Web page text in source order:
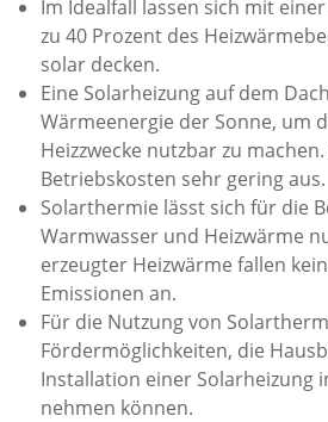
Im Idealfall lassen sich mit
zu 40 Prozent des
solar decken.
Eine Solarheizung auf dem
Wärmeenergie der Sonne, um
Heizzwecke nutzbar zu
Betriebskosten sehr gering aus.
Solarthermie lässt sich für die
Warmwasser und Heizwärme
erzeugter Heizwärme fallen
Emissionen an.
Für die Nutzung von
Fördermöglichkeiten, die
Installation einer Solarheizung
nehmen können.